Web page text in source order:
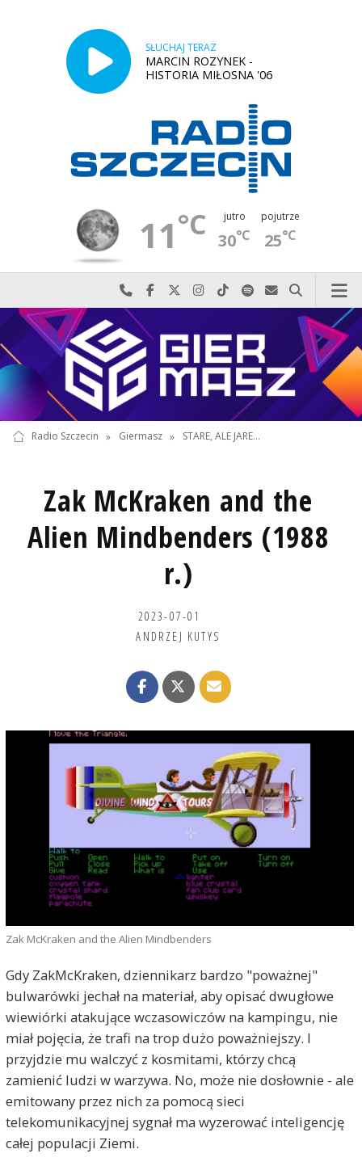
SŁUCHAJ TERAZ
MARCIN ROZYNEK -
HISTORIA MIŁOSNA '06
11°C jutro
30°C
pojutrze
25°C
Najlepiej po prostu do nas zadzwoń
Odwiedź nas na Facebook-u
Odwiedź nas na X
Odwiedź nas na Instagram-ie
Odwiedź nas na TikTok-u
Szukaj nas na Spotify
Wyślij do nas
Szukaj
Radio Szczecin » Giermasz » STARE, ALE JARE...
Zak McKraken and the
Alien Mindbenders (1988
r.)
2023-07-01
ANDRZEJ KUTYS
Zak McKraken and the Alien Mindbenders
Gdy ZakMcKraken, dziennikarz bardzo "poważnej"
bulwarówki jechał na materiał, aby opisać dwugłowe
wiewiórki atakujące wczasowiczów na kampingu, nie
miał pojęcia, że trafi na trop dużo poważniejszy. I
przyjdzie mu walczyć z kosmitami, którzy chcą
zamienić ludzi w warzywa. No, może nie dosłownie - ale
emitowany przez nich za pomocą sieci
telekomunikacyjnej sygnał ma wyzerować inteligencję
całej populacji Ziemi.